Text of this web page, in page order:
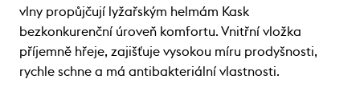
vlny propůjčují lyžařským helmám Kask
bezkonkurenční úroveň komfortu. Vnitřní vložka
příjemně hřeje, zajišťuje vysokou míru prodyšnosti,
rychle schne a má antibakteriální vlastnosti.